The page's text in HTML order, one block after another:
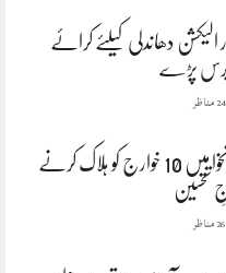
الیکشن دھاندلی کیلئے کرائے
برس پڑے
24مناظر
وزیر ریلوے کا خیبرپختونخوا میں 10 خوارج کو ہلاک کرنے
تحسین
26مناظر